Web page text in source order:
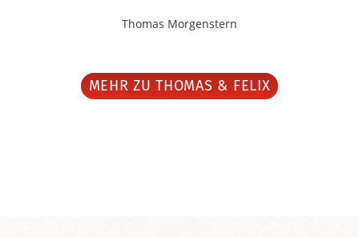
Thomas Morgenstern
MEHR ZU THOMAS & FELIX